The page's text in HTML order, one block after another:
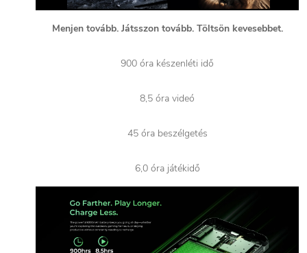
Menjen tovább. Játsszon tovább. Töltsön kevesebbet.
900 óra készenléti idő
8,5 óra videó
45 óra beszélgetés
6,0 óra játékidő